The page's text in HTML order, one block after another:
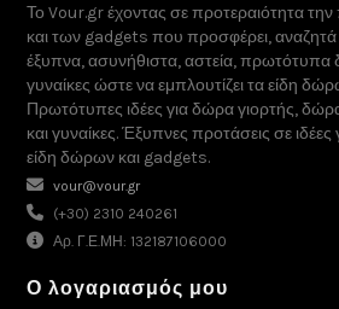
Το Vour.gr έχοντας σε προτεραιότητα
και των gadgets που προσφέρει,
έξυπνα, ασυνήθιστα, αστεία, πρωτότυπα
γυναίκες ώστε να εμπλουτίζει τα είδη
Πρωτότυπες ιδέες για δώρα γιορτής,
και γυναίκες. Έξυπνες προτάσεις σε
είδη δώρων και gadgets.
vour@vour.gr
(+30) 2310 240261
Αρ. Γ.Ε.ΜΗ: 132187106000
Ο λογαριασμός μου